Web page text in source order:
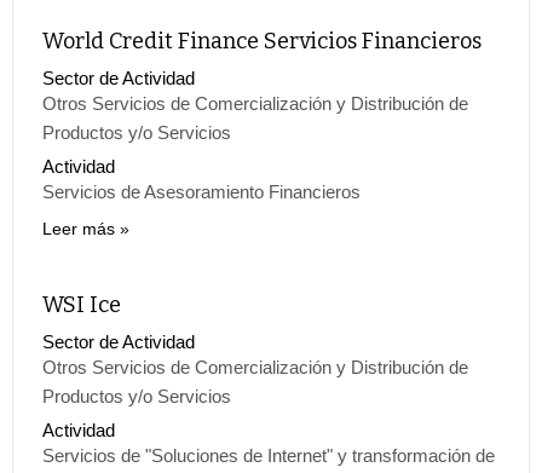
World Credit Finance Servicios Financieros
Sector de Actividad
Otros Servicios de Comercialización y Distribución de
Productos y/o Servicios
Actividad
Servicios de Asesoramiento Financieros
Leer más
WSI Ice
Sector de Actividad
Otros Servicios de Comercialización y Distribución de
Productos y/o Servicios
Actividad
Servicios de "Soluciones de Internet" y transformación de